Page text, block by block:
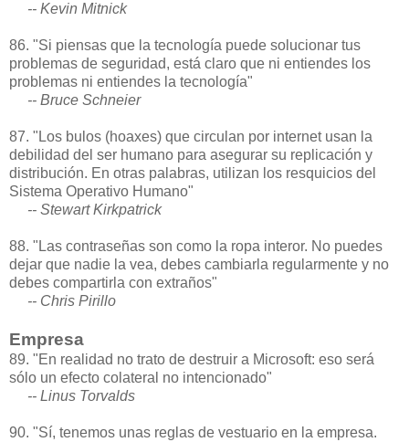
-- Kevin Mitnick
86. "Si piensas que la tecnología puede solucionar tus
problemas de seguridad, está claro que ni entiendes los
problemas ni entiendes la tecnología"
-- Bruce Schneier
87. "Los bulos (hoaxes) que circulan por internet usan la
debilidad del ser humano para asegurar su replicación y
distribución. En otras palabras, utilizan los resquicios del
Sistema Operativo Humano"
-- Stewart Kirkpatrick
88. "Las contraseñas son como la ropa interor. No puedes
dejar que nadie la vea, debes cambiarla regularmente y no
debes compartirla con extraños"
-- Chris Pirillo
Empresa
89. "En realidad no trato de destruir a Microsoft: eso será
sólo un efecto colateral no intencionado"
-- Linus Torvalds
90. "Sí, tenemos unas reglas de vestuario en la empresa.